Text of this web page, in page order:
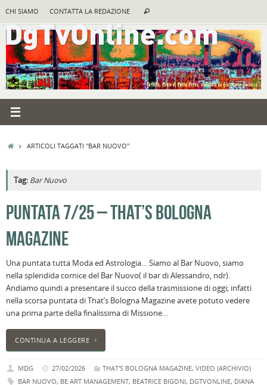
contenuto
CHI SIAMO CONTATTA LA REDAZIONE Cerca
HOMEARTICOLI TAGGATI "BAR NUOVO"
Tag: Bar Nuovo
PUNTATA 7/25 – THAT’S BOLOGNA
MAGAZINE
Una puntata tutta Moda ed Astrologia… Siamo al Bar Nuovo, siamo
nella splendida cornice del Bar Nuovo( il bar di Alessandro, ndr).
Andiamo quindi a presentare il succo della trasmissione di oggi; infatti
nella scorsa puntata di That’s Bologna Magazine avete potuto vedere
una prima parte della finalissima di Missione…
CONTINUA A LEGGERE
MDG 27/02/2026 THAT'S BOLOGNA MAGAZINE, VIDEO (ARCHIVIO)
BAR NUOVO, BE ART MANAGEMENT, BEATRICE BIGONI, DGTVONLINE, DIANA